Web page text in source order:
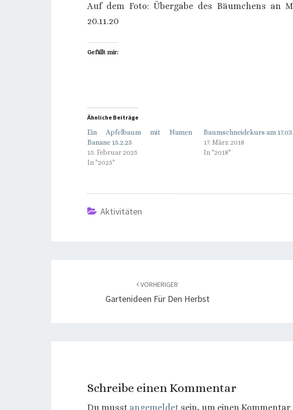
Auf dem Foto: Übergabe des Bäumchens an
20.11.20
Gefällt mir:
Ähnliche Beiträge
Ein Apfelbaum mit Namen
Banane 15.2.25
15. Februar 2025
In "2025"
Baumschneidekurs am
17. März 2018
In "2018"
Aktivitäten
VORHERIGER
Gartenideen Für Den Herbst
Schreibe einen Kommentar
Du musst angemeldet sein, um einen Kommentar